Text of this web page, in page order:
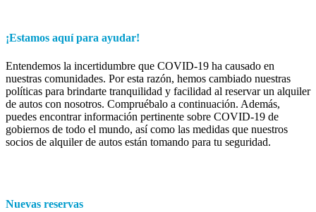
¡Estamos aquí para ayudar!
Entendemos la incertidumbre que COVID-19 ha causado en
nuestras comunidades. Por esta razón, hemos cambiado nuestras
políticas para brindarte tranquilidad y facilidad al reservar un alquiler
de autos con nosotros. Compruébalo a continuación. Además,
puedes encontrar información pertinente sobre COVID-19 de
gobiernos de todo el mundo, así como las medidas que nuestros
socios de alquiler de autos están tomando para tu seguridad.
Nuevas reservas